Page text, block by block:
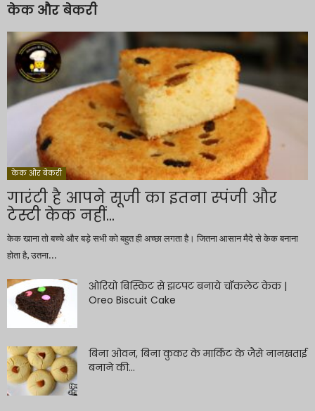
केक और बेकरी
केक और बेकरी
गारंटी है आपने सूजी का इतना स्पंजी और
टेस्टी केक नहीं...
केक खाना तो बच्चे और बड़े सभी को बहुत ही अच्छा लगता है। जितना आसान मैदे से केक बनाना
होता है, उतना...
ओरियो बिस्किट से झटपट बनाये चॉकलेट केक |
Oreo Biscuit Cake
बिना ओवन, बिना कुकर के मार्किट के जैसे नानखताई
बनाने की...